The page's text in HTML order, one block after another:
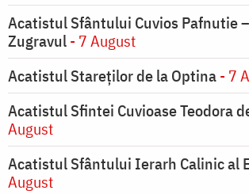
Acatistul Sfântului Cuvios Pafnutie
Zugravul- 7 August
Acatistul Stareţilor de la Optina- 7
Acatistul Sfintei Cuvioase Teodora
August
Acatistul Sfântului Ierarh Calinic al
August